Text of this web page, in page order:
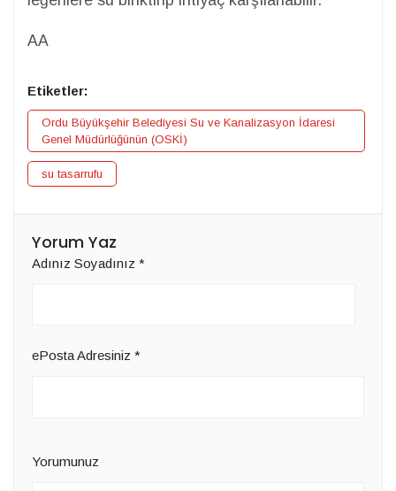
AA
Etiketler:
Ordu Büyükşehir Belediyesi Su ve Kanalizasyon İdaresi
Genel Müdürlüğünün (OSKİ)
su tasarrufu
Yorum Yaz
Adınız Soyadınız *
ePosta Adresiniz *
Yorumunuz